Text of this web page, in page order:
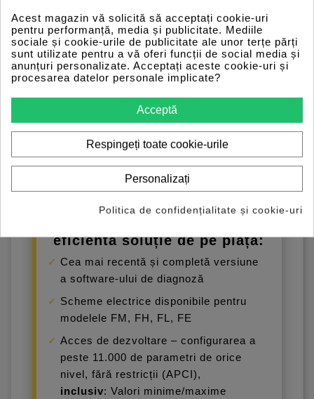
eficientă soluție de pe piață:
Cea mai recentă și completă versiune
a software-ului de diagnoză
Scheme electrice disponibile pentru
modelele FM, FH, FL, FE
Acces de dezvoltare – configurarea a
peste 11.000 de parametri de orice
nivel, fără restricții (APCI),
inclusiv: Valori minime/maxime
Acest magazin vă solicită să acceptați cookie-uri
pentru performanță, media și publicitate. Mediile
sociale și cookie-urile de publicitate ale unor terțe părți
sunt utilizate pentru a vă oferi funcții de social media și
anunțuri personalizate. Acceptați aceste cookie-uri și
procesarea datelor personale implicate?
Acceptă
Respingeți toate cookie-urile
Personalizați
Politica de confidențialitate și cookie-uri